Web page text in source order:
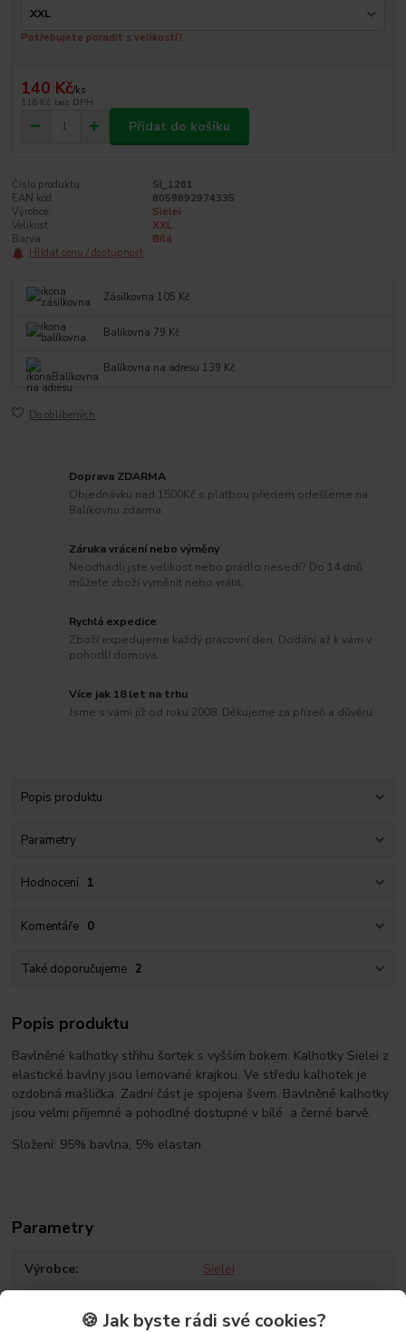
Potřebujete poradit s velikostí?
140 Kč/ks
116 Kč bez DPH
Přidat do košíku
Číslo produktu:
SI_1261
EAN kód:
8059892974335
Výrobce:
Sielei
Velikost:
XXL
Barva:
Bílá
Hlídat cenu / dostupnost
Zásilkovna 105 Kč
Balíkovna 79 Kč
Balíkovna na adresu 139 Kč
Do oblíbených
Doprava ZDARMA
Objednávku nad 1500Kč s platbou předem odešleme na
Balíkovnu zdarma.
Záruka vrácení nebo výměny
Neodhadli jste velikost nebo prádlo nesedí? Do 14 dnů
můžete zboží vyměnit nebo vrátit.
Rychlá expedice
Zboží expedujeme každý pracovní den. Dodání až k vám v
pohodlí domova.
Více jak 18 let na trhu
Jsme s vámi již od roku 2008. Děkujeme za přízeň a důvěru.
Popis produktu
Parametry
Hodnocení 1
Komentáře 0
Také doporučujeme 2
Popis produktu
Bavlněné kalhotky střihu šortek s vyšším bokem. Kalhotky Sielei z
elastické bavlny jsou lemované krajkou. Ve středu kalhotek je
ozdobná mašlička. Zadní část je spojena švem. Bavlněné kalhotky
jsou velmi příjemné a pohodlné dostupné v bílé a černé barvě.
Složení: 95% bavlna, 5% elastan
Parametry
Výrobce Sielei
🍪 Jak byste rádi své cookies?